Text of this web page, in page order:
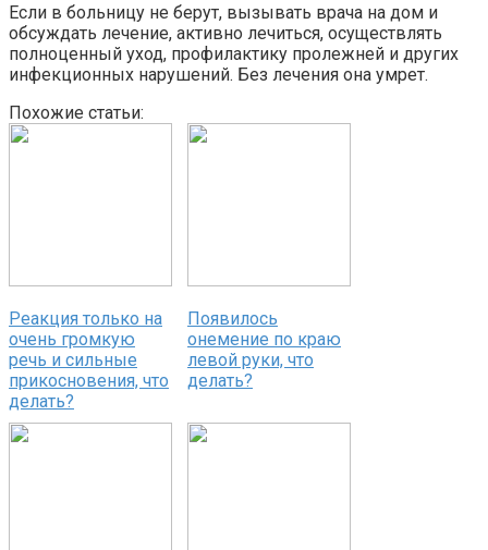
Если в больницу не берут, вызывать врача на дом и
обсуждать лечение, активно лечиться, осуществлять
полноценный уход, профилактику пролежней и других
инфекционных нарушений. Без лечения она умрет.
Похожие статьи:
Реакция только на
очень громкую
речь и сильные
прикосновения, что
делать?
Появилось
онемение по краю
левой руки, что
делать?